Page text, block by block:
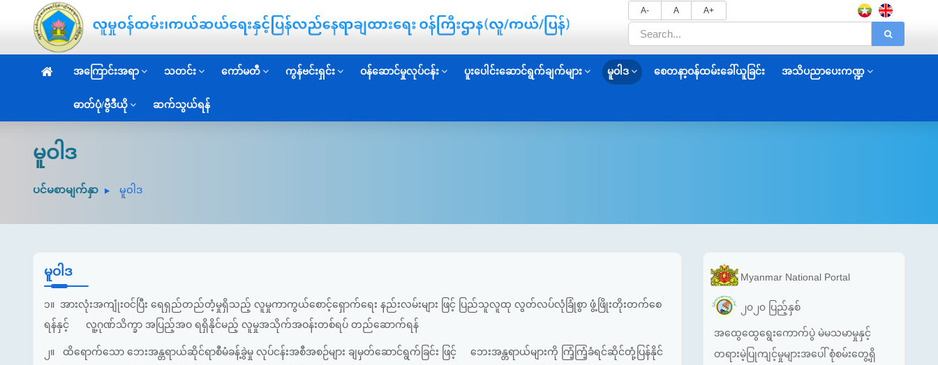
A- A A+
အကြောင်းအရာ သတင်း ကော်မတီ ကွန်ဗင်းရှင်း ဝန်ဆောင်မှုလုပ်ငန်း ပူးပေါင်းဆောင်ရွက်ချက်များ မူဝါဒ စေတနာ့ဝန်ထမ်းခေါ်ယူခြင်း အသိပညာပေးကဏ္ဍ
ဓာတ်ပုံ/ဗွီဒီယို ဆက်သွယ်ရန်
မူဝါဒ
ပင်မစာမျက်နှာ မူဝါဒ
မူဝါဒ
၁။ အားလုံးအကျုံးဝင်ပြီး ရေရှည်တည်တံ့မှုရှိသည့် လူမှုကာကွယ်စောင့်ရှောက်ရေး နည်းလမ်းများ ဖြင့် ပြည်သူလူထု လွတ်လပ်လုံခြုံစွာ ဖွံ့ဖြိုးတိုးတက်စေ
ရန်နှင့်
လူ့ဂုဏ်သိက္ခာ အပြည့်အဝ ရရှိနိုင်မည့် လူမှုအသိုက်အဝန်းတစ်ရပ် တည်ဆောက်ရန်
၂။ ထိရောက်သော ဘေးအန္တရာယ်ဆိုင်ရာစီမံခန့်ခွဲမှု လုပ်ငန်းအစီအစဉ်များ ချမှတ်ဆောင်ရွက်ခြင်း ဖြင့်
ဘေးအန္တရာယ်များကို ကြံ့ကြံ့ခံရင်ဆိုင်တုံ့ပြန်နိုင်
Myanmar National Portal
၂၀၂၀ ပြည့်နှစ်
အထွေထွေရွေးကောက်ပွဲ မဲမသမာမှုနှင့်
တရားမဲ့ပြုကျင့်မှုများအပေါ် စုံစမ်းတွေ့ရှိ